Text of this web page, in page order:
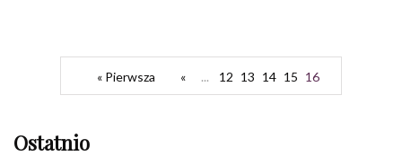
« Pierwsza « ... 12 13 14 15 16
Ostatnio